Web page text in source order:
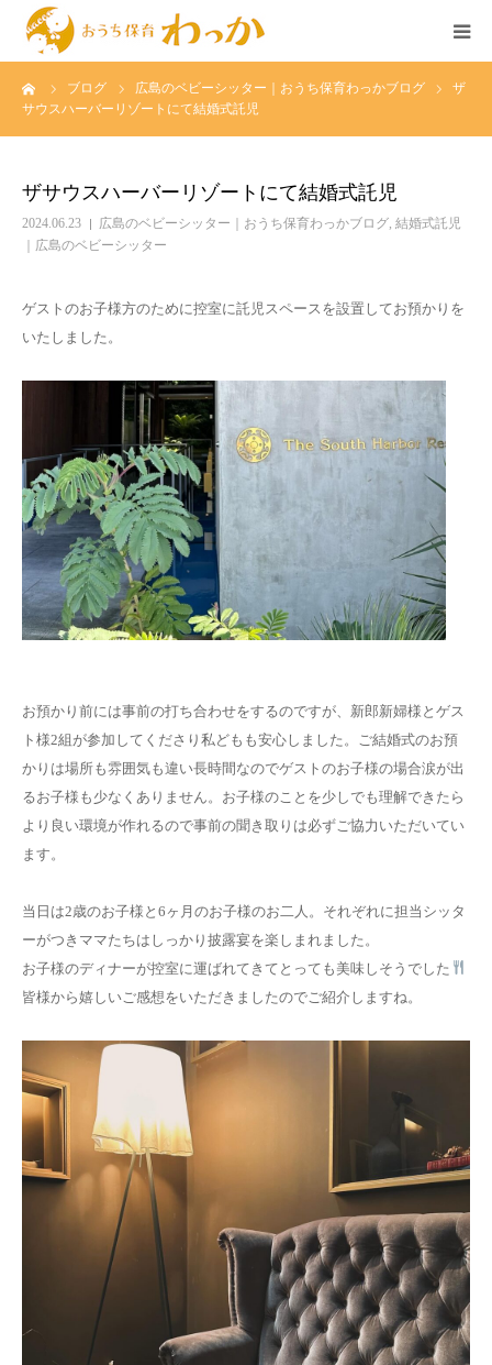
ブログ 広島のベビーシッター｜おうち保育わっかブログ
ザ
サウスハーバーリゾートにて結婚式託児
ザサウスハーバーリゾートにて結婚式託児
2024.06.23 広島のベビーシッター｜おうち保育わっかブログ, 結婚式託児
｜広島のベビーシッター
ゲストのお子様方のために控室に託児スペースを設置してお預かりを
いたしました。
お預かり前には事前の打ち合わせをするのですが、新郎新婦様とゲス
ト様2組が参加してくださり私どもも安心しました。ご結婚式のお預
かりは場所も雰囲気も違い長時間なのでゲストのお子様の場合涙が出
るお子様も少なくありません。お子様のことを少しでも理解できたら
より良い環境が作れるので事前の聞き取りは必ずご協力いただいてい
ます。
当日は2歳のお子様と6ヶ月のお子様のお二人。それぞれに担当シッタ
ーがつきママたちはしっかり披露宴を楽しまれました。
お子様のディナーが控室に運ばれてきてとっても美味しそうでした
皆様から嬉しいご感想をいただきましたのでご紹介しますね。
TOP
個人様の託児
広島のベビーシッター求人
イベント